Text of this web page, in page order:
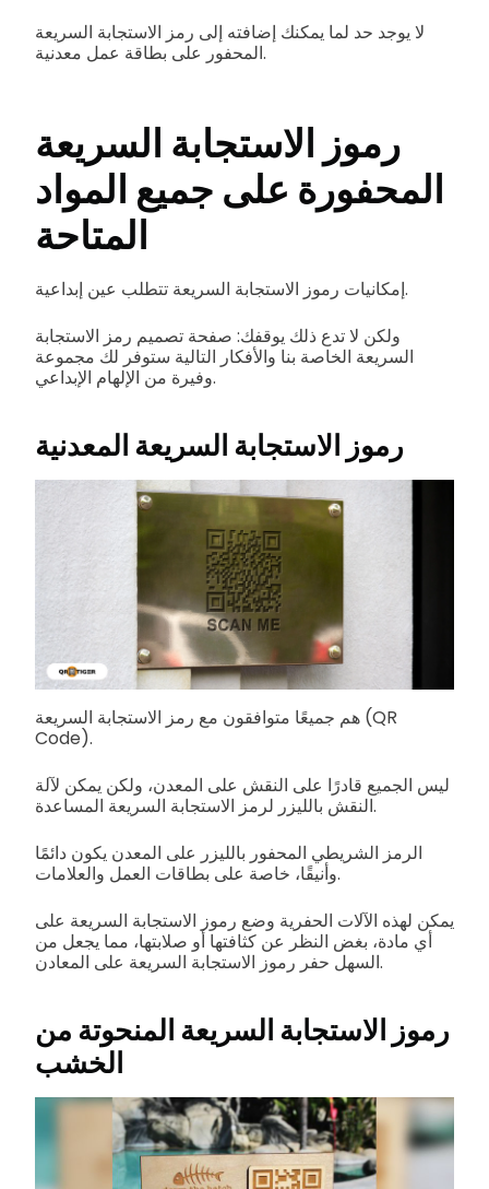
لا يوجد حد لما يمكنك إضافته إلى رمز الاستجابة السريعة
المحفور على بطاقة عمل معدنية.
رموز الاستجابة السريعة
المحفورة على جميع المواد
المتاحة
إمكانيات رموز الاستجابة السريعة تتطلب عين إبداعية.
ولكن لا تدع ذلك يوقفك: صفحة تصميم رمز الاستجابة
السريعة الخاصة بنا والأفكار التالية ستوفر لك مجموعة
وفيرة من الإلهام الإبداعي.
رموز الاستجابة السريعة المعدنية
هم جميعًا متوافقون مع رمز الاستجابة السريعة (QR
Code).
ليس الجميع قادرًا على النقش على المعدن، ولكن يمكن لآلة
النقش بالليزر لرمز الاستجابة السريعة المساعدة.
الرمز الشريطي المحفور بالليزر على المعدن يكون دائمًا
وأنيقًا، خاصة على بطاقات العمل والعلامات.
يمكن لهذه الآلات الحفرية وضع رموز الاستجابة السريعة على
أي مادة، بغض النظر عن كثافتها أو صلابتها، مما يجعل من
السهل حفر رموز الاستجابة السريعة على المعادن.
رموز الاستجابة السريعة المنحوتة من
الخشب